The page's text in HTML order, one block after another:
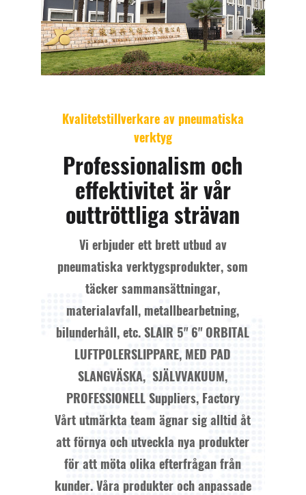
Kvalitetstillverkare av pneumatiska
verktyg
Professionalism och
effektivitet är vår
outtröttliga strävan
Vi erbjuder ett brett utbud av
pneumatiska verktygsprodukter, som
täcker sammansättningar,
materialavfall, metallbearbetning,
bilunderhåll, etc.SLAIR 5" 6" ORBITAL
LUFTPOLERSLIPPARE, MED PAD
SLANGVÄSKA, SJÄLVVAKUUM,
PROFESSIONELL Suppliers, Factory
Vårt utmärkta team ägnar sig alltid åt
att förnya och utveckla nya produkter
för att möta olika efterfrågan från
kunder. Våra produkter och anpassade